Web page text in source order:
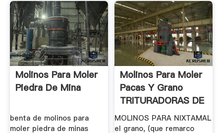
Molinos Para Moler
Piedra De Mina
benta de molinos para
moler piedra de minas
Molinos Para Moler
Pacas Y Grano
TRITURADORAS DE
ROCA ...
MOLINOS PARA NIXTAMAL
el grano, (que remarco